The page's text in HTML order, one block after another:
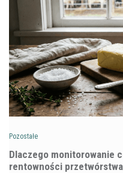
Pozostałe
Dlaczego monitorowanie
rentowności